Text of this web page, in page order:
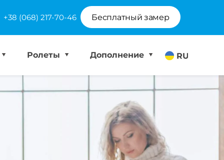
+38 (068) 217-70-46 Бесплатный замер
RU
Ролеты Дополнение